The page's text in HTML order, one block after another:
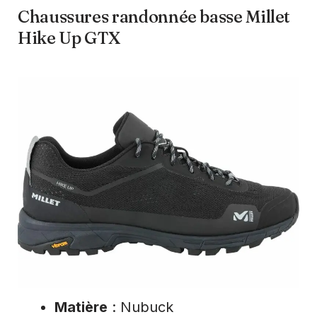
Chaussures randonnée basse Millet
Hike Up GTX
Matière : Nubuck